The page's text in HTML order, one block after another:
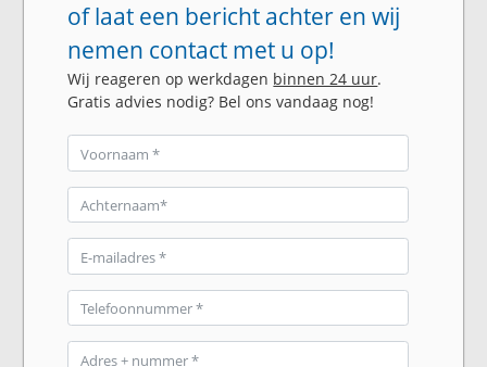
of laat een bericht achter en wij
nemen contact met u op!
Wij reageren op werkdagen binnen 24 uur.
Gratis advies nodig? Bel ons vandaag nog!